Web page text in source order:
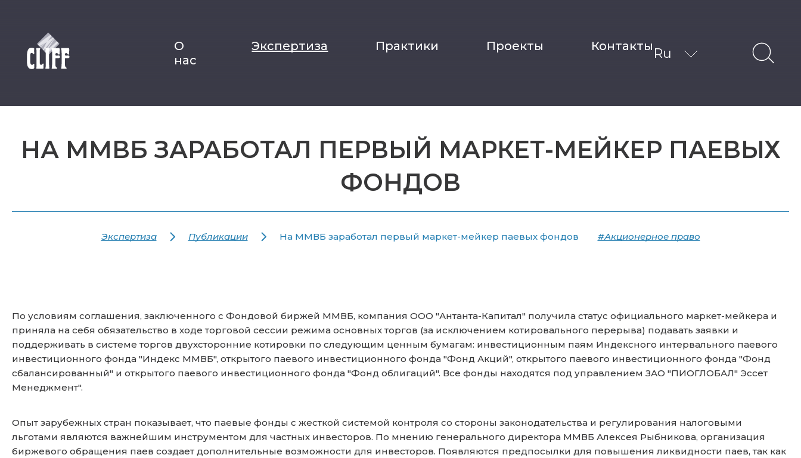
О
нас
Экспертиза Практики Проекты Контакты Ru
НА ММВБ ЗАРАБОТАЛ ПЕРВЫЙ МАРКЕТ-МЕЙКЕР ПАЕВЫХ
ФОНДОВ
Экспертиза Публикации На ММВБ заработал первый маркет-мейкер паевых фондов #Акционерное право
По условиям соглашения, заключенного с Фондовой биржей ММВБ, компания ООО "Антанта-Капитал" получила статус официального маркет-мейкера и
приняла на себя обязательство в ходе торговой сессии режима основных торгов (за исключением котировального перерыва) подавать заявки и
поддерживать в системе торгов двухсторонние котировки по следующим ценным бумагам: инвестиционным паям Индексного интервального паевого
инвестиционного фонда "Индекс ММВБ", открытого паевого инвестиционного фонда "Фонд Акций", открытого паевого инвестиционного фонда "Фонд
сбалансированный" и открытого паевого инвестиционного фонда "Фонд облигаций". Все фонды находятся под управлением ЗАО "ПИОГЛОБАЛ" Эссет
Менеджмент".
Опыт зарубежных стран показывает, что паевые фонды с жесткой системой контроля со стороны законодательства и регулирования налоговыми
льготами являются важнейшим инструментом для частных инвесторов. По мнению генерального директора ММВБ Алексея Рыбникова, организация
биржевого обращения паев создает дополнительные возможности для инвесторов. Появляются предпосылки для повышения ликвидности паев, так как